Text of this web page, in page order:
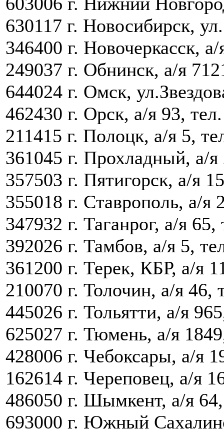
630117 г. Новосибирск,
346400 г. Новочеркасск,
249037 г. Обнинск, а/я
644024 г. Омск,
462430 г. Орск, а/я 93,
211415 г. Полоцк, а/я 5,
361045 г. Прохладный, а/
357503 г. Пятигорск, а/я
355018 г. Ставрополь, а/я
347932 г. Таганрог, а/я
392026 г. Тамбов, а/я 5,
361200 г. Терек, КБР, а/я
210070 г. Толочин, а/я 46,
445026 г. Тольятти, а/я
625027 г. Тюмень, а/я
428006 г. Чебоксары, а/я
162614 г. Череповец, а/я
486050 г. Шымкент, а/я
693000 г. Южный